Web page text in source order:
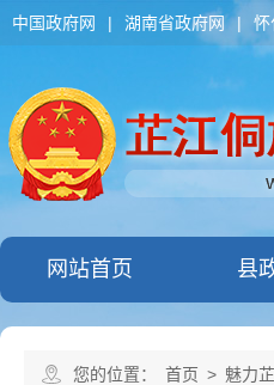
中国政府网 | 湖南省政府网 | 怀
网站首页 县
您的位置： 首页 > 魅力